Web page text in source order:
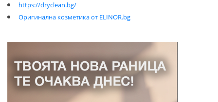
https://dryclean.bg/
Оригинална козметика от ELINOR.bg